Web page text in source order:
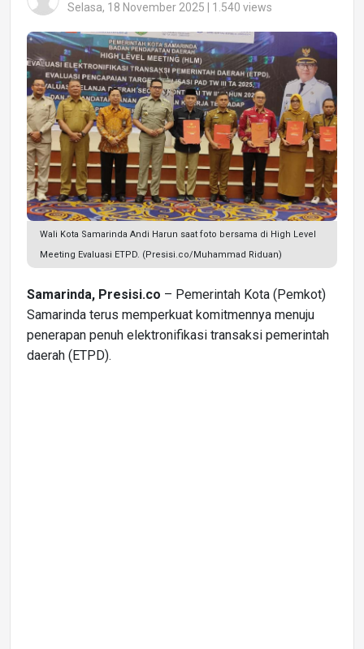
Selasa, 18 November 2025 | 1.540 views
Wali Kota Samarinda Andi Harun saat foto bersama di High Level
Meeting Evaluasi ETPD. (Presisi.co/Muhammad Riduan)
Samarinda, Presisi.co – Pemerintah Kota (Pemkot)
Samarinda terus memperkuat komitmennya menuju
penerapan penuh elektronifikasi transaksi pemerintah
daerah (ETPD).